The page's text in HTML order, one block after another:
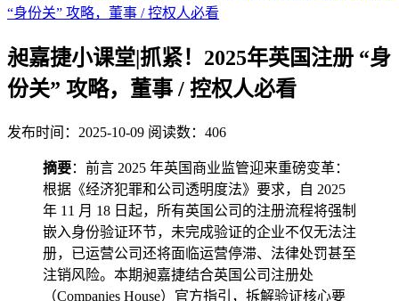
“身份关” 攻略，董事 / 控权人必看
昶嘉捷小课堂|抓紧！2025年英国注册 “身
份关” 攻略，董事 / 控权人必看
发布时间：2025-10-09 阅读数：406
摘要：前言 2025 年英国商业监管迎来重磅变革：
根据《经济犯罪和公司透明度法》要求，自 2025
年 11 月 18 日起，所有英国公司的注册流程将强制
嵌入身份验证环节，未完成验证的企业不仅无法注
册，已运营公司还将面临运营停滞、法律处罚甚至
注销风险。本期昶嘉捷结合英国公司注册处
（Companies House）官方指引，拆解验证核心要